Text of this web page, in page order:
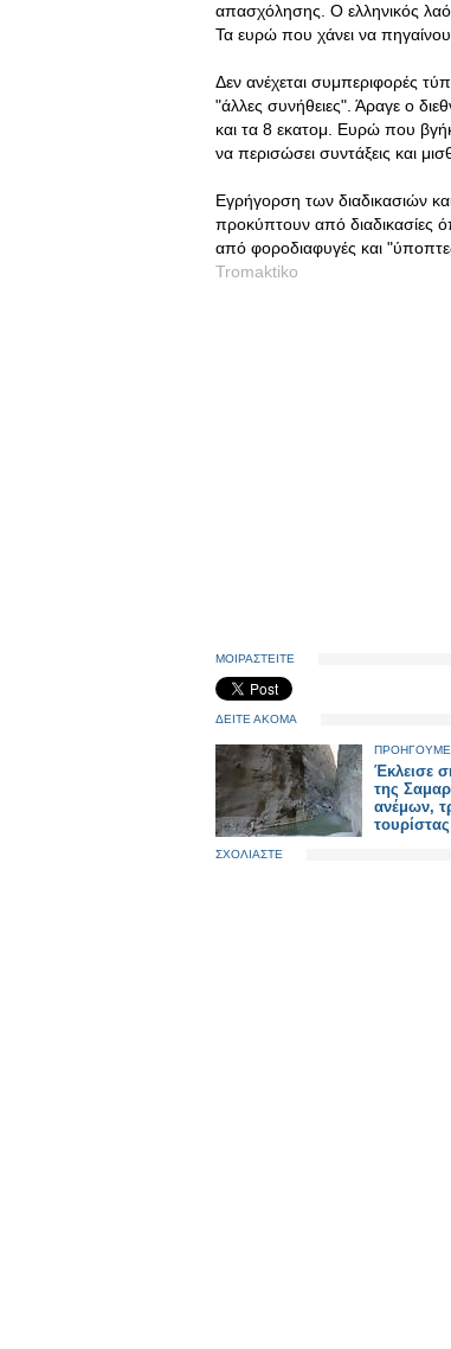
απασχόλησης. Ο ελληνικός λαός
Τα ευρώ που χάνει να
Δεν ανέχεται συμπεριφορές
"άλλες συνήθειες". Άραγε ο
και τα 8 εκατομ. Ευρώ που
να περισώσει συντάξεις και
Εγρήγορση των διαδικασιών
προκύπτουν από διαδικασίες
από φοροδιαφυγές και
Tromaktiko
ΜΟΙΡΑΣΤΕΙΤΕ
ΔΕΙΤΕ ΑΚΟΜΑ
Έκλεισε
της
ανέμων,
τουρίστας
ΣΧΟΛΙΑΣΤΕ